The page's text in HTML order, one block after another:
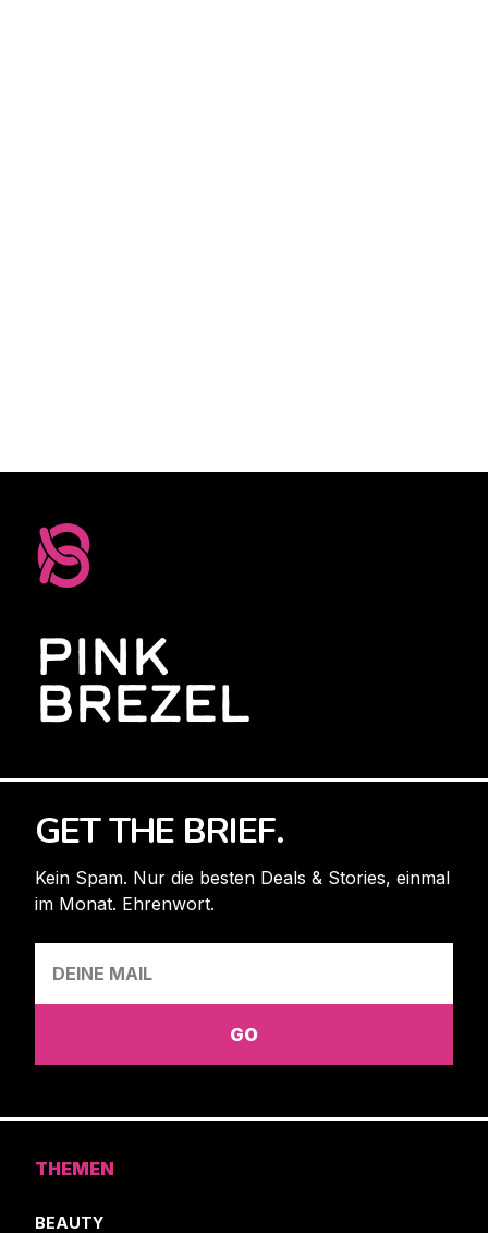
PINK
BREZEL
GET THE BRIEF.
Kein Spam. Nur die besten Deals & Stories, einmal
im Monat. Ehrenwort.
THEMEN
BEAUTY